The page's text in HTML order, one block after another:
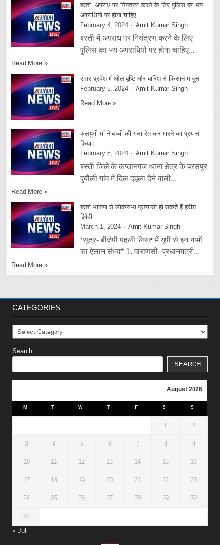
बस्ती: अपराध पर नियंत्रण करने के लिए पुलिस का भय
अपराधियो पर होना चाहिए
February 4, 2024
Amit Kumar Singh
बस्ती में अपराध पर नियंत्रण करने के लिए
पुलिस का भय अपराधियो पर होना चाहिए...
Read More »
उत्तर प्रदेश में ओलाबृष्टि और बारिश से किसान मायूस
February 5, 2024
Amit Kumar Singh
Read More »
कलयुगी माँ ने बच्ची की गला रेत कर मारने का प्रयास
किया।
February 8, 2024
Amit Kumar Singh
बस्ती जिले के कप्तानगंज थाना क्षेत्र के परसपुर
दुबौली गांव में दिल दहला देने वाली...
Read More »
बस्ती भाजपा से लोकसभा प्रत्यासी हो सकते हैं हरीश
द्विवेदी
March 1, 2024
Amit Kumar Singh
*सूत्र- बीजेपी पहली लिस्ट में यूपी से इन नामों
का ऐलान संभव* 1. वाराणसी- प्रधानमंत्री...
Read More »
CATEGORIES
Categories
Search
SEARCH
August 2026
M T W T F S S
1 2
3 4 5 6 7 8 9
10 11 12 13 14 15 16
17 18 19 20 21 22 23
24 25 26 27 28 29 30
31
« Jul